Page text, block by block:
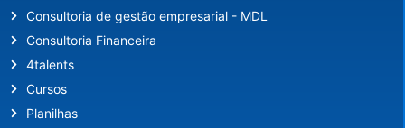
Consultoria de gestão empresarial - MDL
Consultoria Financeira
4talents
Cursos
Planilhas